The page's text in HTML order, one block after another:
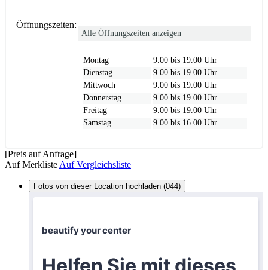
Öffnungszeiten:
Alle Öffnungszeiten anzeigen
Montag
9.00 bis 19.00 Uhr
Dienstag
9.00 bis 19.00 Uhr
Mittwoch
9.00 bis 19.00 Uhr
Donnerstag
9.00 bis 19.00 Uhr
Freitag
9.00 bis 19.00 Uhr
Samstag
9.00 bis 16.00 Uhr
[Preis auf Anfrage]
Auf Merkliste Auf Vergleichsliste
Fotos von dieser Location hochladen (044)